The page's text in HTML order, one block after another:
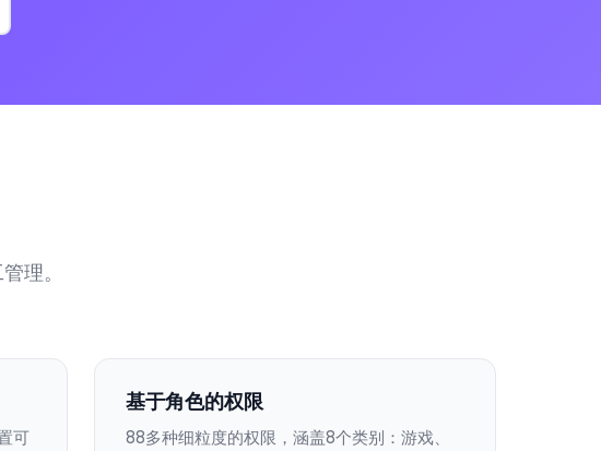
理。
可
基于角色的权限
88多种细粒度的权限，涵盖8个类别：游戏、